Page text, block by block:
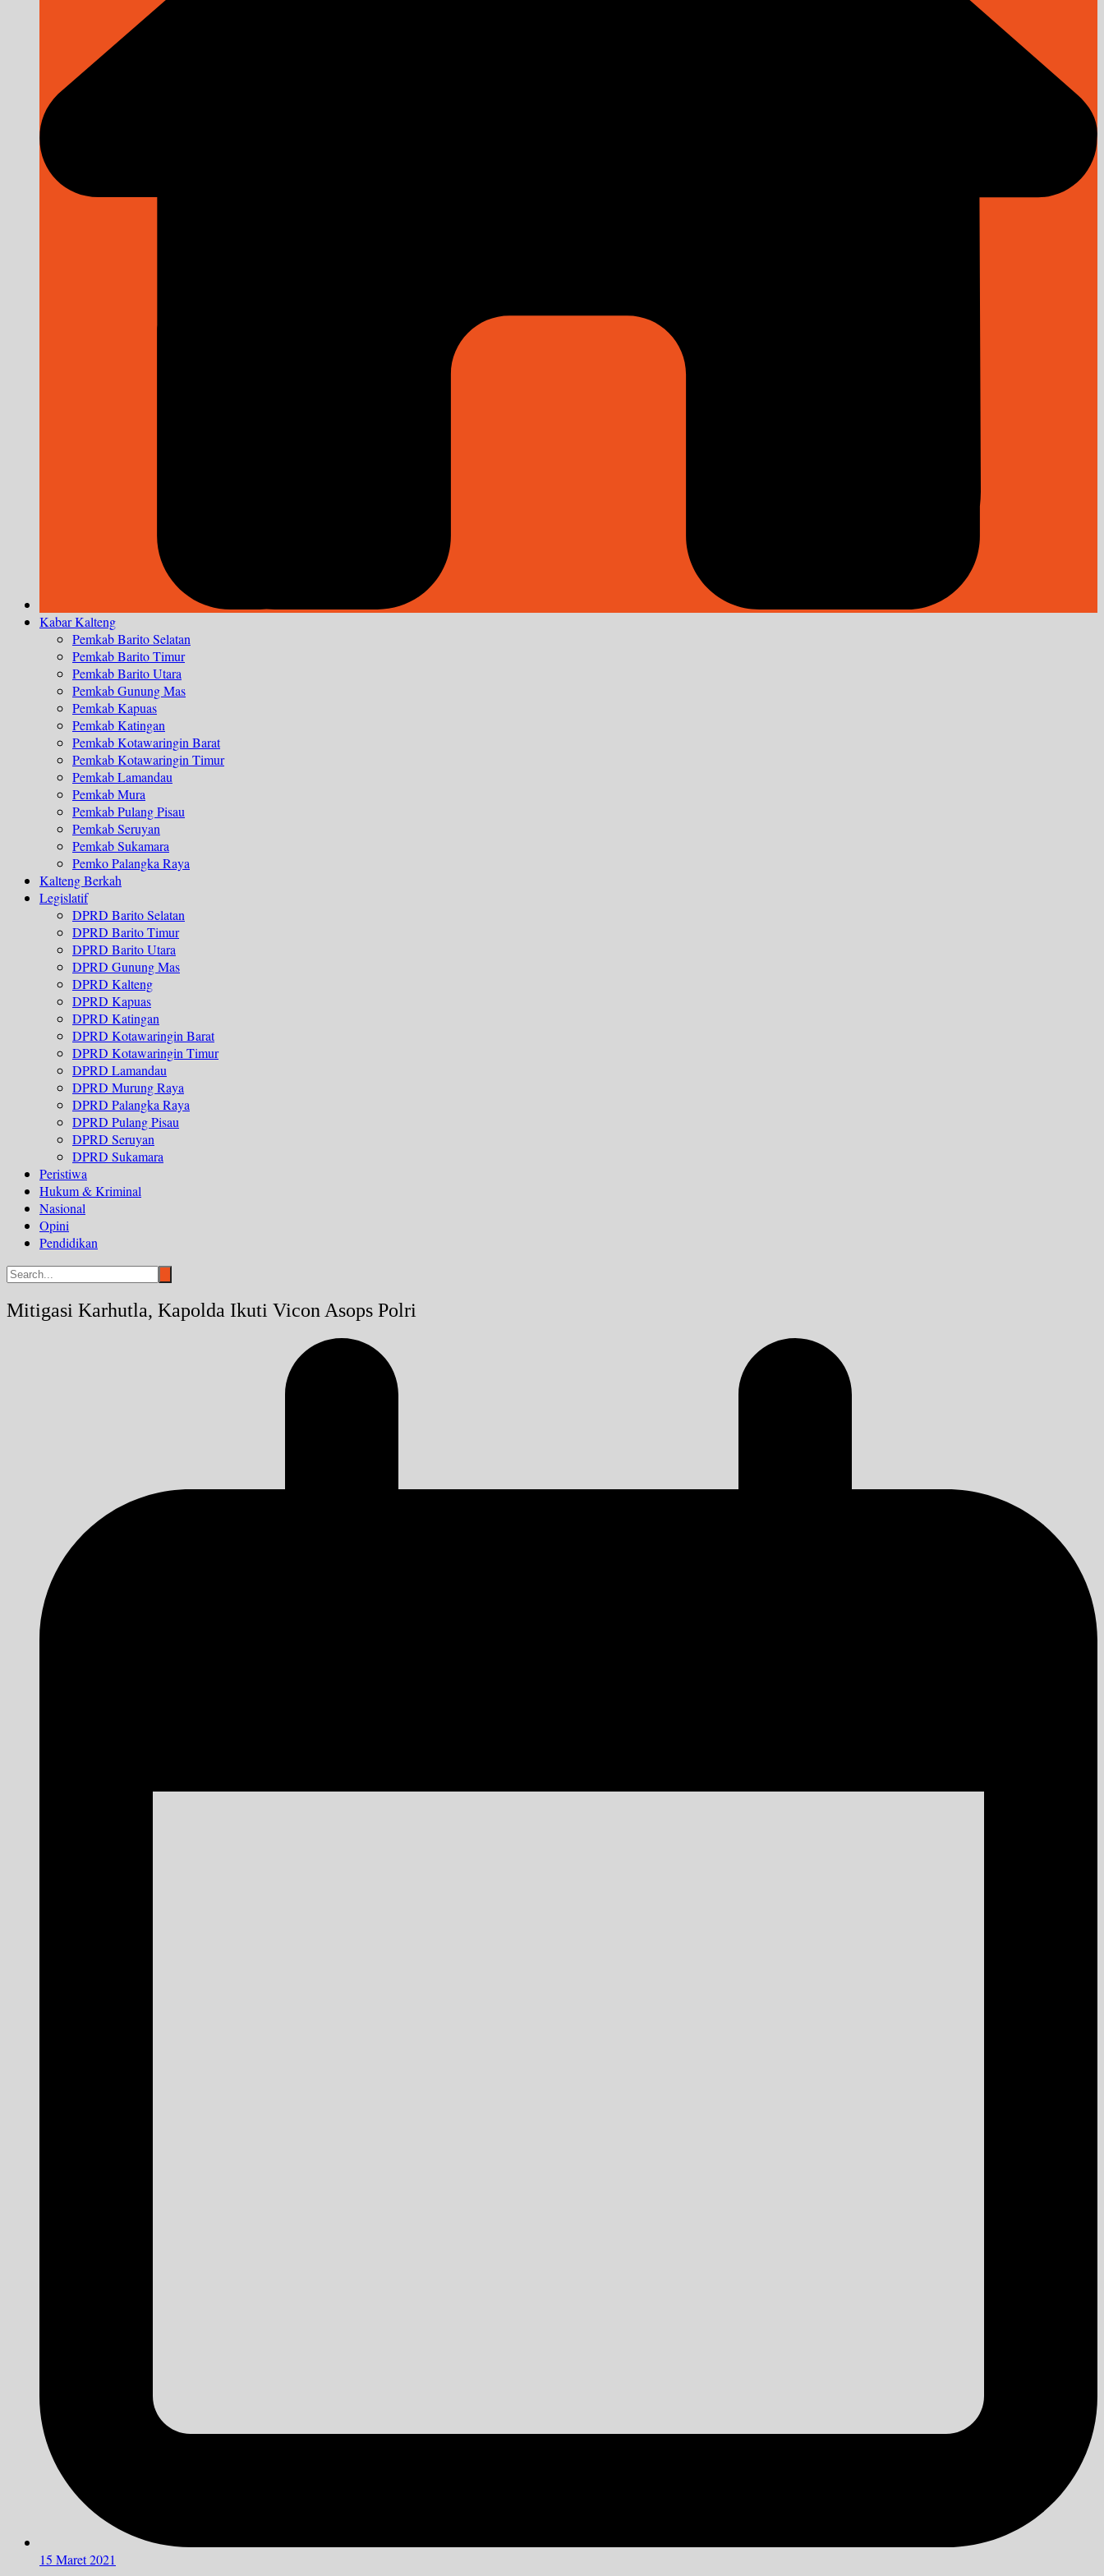
Kabar Kalteng
Pemkab Barito Selatan
Pemkab Barito Timur
Pemkab Barito Utara
Pemkab Gunung Mas
Pemkab Kapuas
Pemkab Katingan
Pemkab Kotawaringin Barat
Pemkab Kotawaringin Timur
Pemkab Lamandau
Pemkab Mura
Pemkab Pulang Pisau
Pemkab Seruyan
Pemkab Sukamara
Pemko Palangka Raya
Kalteng Berkah
Legislatif
DPRD Barito Selatan
DPRD Barito Timur
DPRD Barito Utara
DPRD Gunung Mas
DPRD Kalteng
DPRD Kapuas
DPRD Katingan
DPRD Kotawaringin Barat
DPRD Kotawaringin Timur
DPRD Lamandau
DPRD Murung Raya
DPRD Palangka Raya
DPRD Pulang Pisau
DPRD Seruyan
DPRD Sukamara
Peristiwa
Hukum & Kriminal
Nasional
Opini
Pendidikan
Mitigasi Karhutla, Kapolda Ikuti Vicon Asops Polri
15 Maret 2021